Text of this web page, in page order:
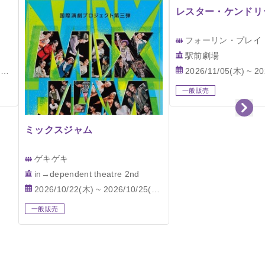
ミックスジャム
ゲキゲキ
in→dependent theatre 2nd
2026/10/22(木) ~ 2026/10/25(日)
一般販売
レスター・ケンドリ
フォーリン・プレイ
駅前劇場
2026/11/05(木) ~
一般販売